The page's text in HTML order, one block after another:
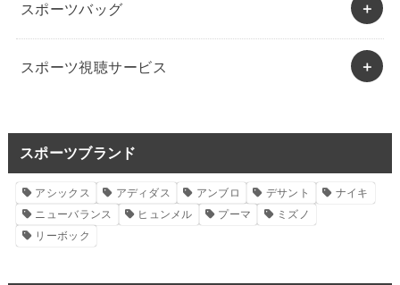
スポーツバッグ
スポーツ視聴サービス
スポーツブランド
アシックス アディダス アンブロ デサント
ナイキ
ニューバランス
ヒュンメル プーマ
ミズノ
リーボック